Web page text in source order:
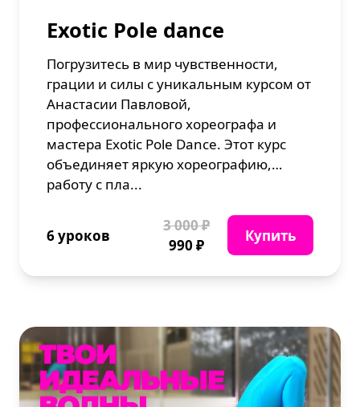
Exotic Pole dance
Погрузитесь в мир чувственности,
грации и силы с уникальным курсом от
Анастасии Павловой,
профессионального хореографа и
мастера Exotic Pole Dance. Этот курс
объединяет яркую хореографию,
работу с пла...
6 уроков
3 000 ₽
990 ₽
Купить